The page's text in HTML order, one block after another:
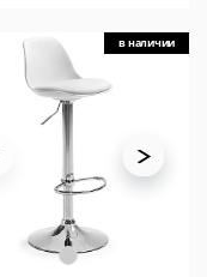
в наличии